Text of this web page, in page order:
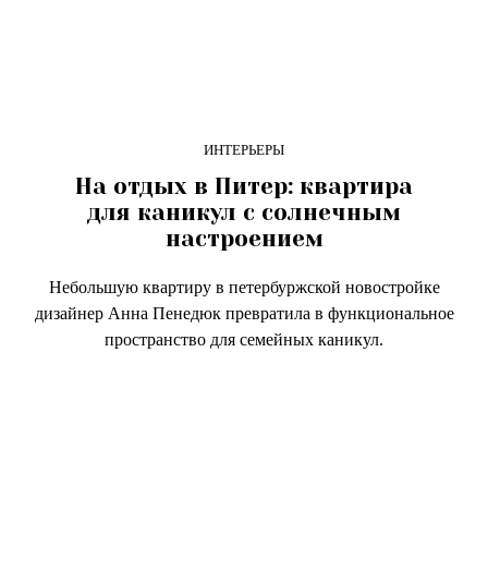
ИНТЕРЬЕРЫ
На отдых в Питер: квартира
для каникул с солнечным
настроением
Небольшую квартиру в петербуржской новостройке
дизайнер Анна Пенедюк превратила в функциональное
пространство для семейных каникул.